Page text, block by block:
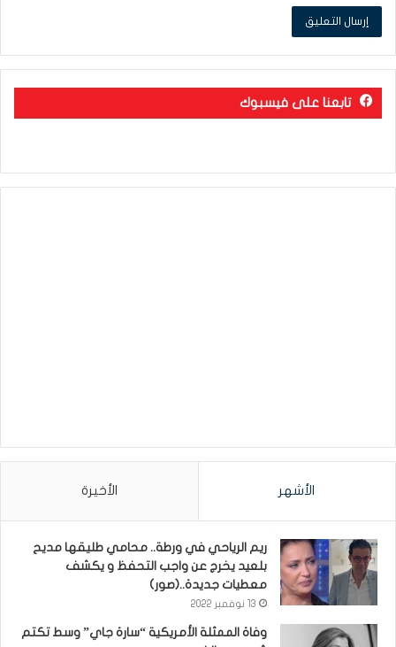
تابعنا على فيسبوك
الأشهر الأخيرة
ريم الرياحي في ورطة.. محامي طليقها مديح
بلعيد يخرج عن واجب التحفظ و يكشف
معطيات جديدة..(صور)
13 نوفمبر 2022
وفاة الممثلة الأمريكية “سارة جاي” وسط تكتم